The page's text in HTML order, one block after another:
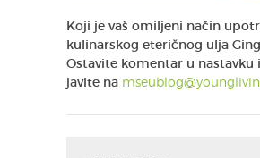
Koji je vaš omiljeni način
kulinarskog eteričnog ulja
Ostavite komentar u nastavku
javite na